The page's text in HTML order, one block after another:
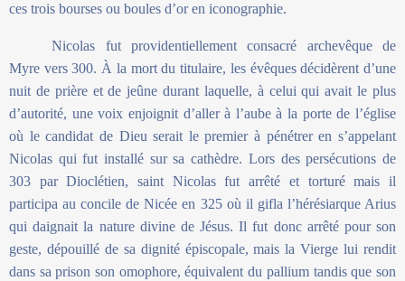
ces trois bourses ou boules d’or en iconographie.
Nicolas fut providentiellement consacré archevêque de
Myre vers 300. À la mort du titulaire, les évêques décidèrent d’une
nuit de prière et de jeûne durant laquelle, à celui qui avait le plus
d’autorité, une voix enjoignit d’aller à l’aube à la porte de l’église
où le candidat de Dieu serait le premier à pénétrer en s’appelant
Nicolas qui fut installé sur sa cathèdre. Lors des persécutions de
303 par Dioclétien, saint Nicolas fut arrêté et torturé mais il
participa au concile de Nicée en 325 où il gifla l’hérésiarque Arius
qui daignait la nature divine de Jésus. Il fut donc arrêté pour son
geste, dépouillé de sa dignité épiscopale, mais la Vierge lui rendit
dans sa prison son omophore, équivalent du pallium tandis que son